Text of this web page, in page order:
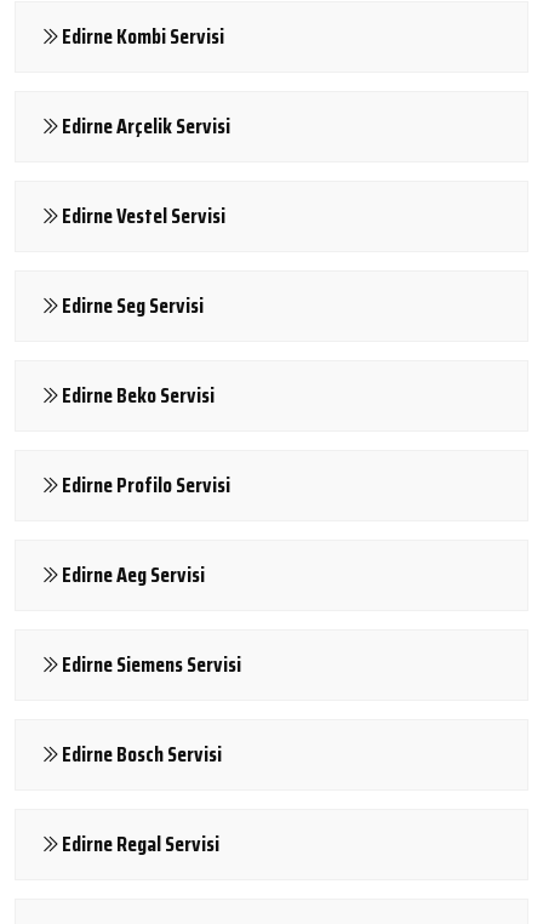
Edirne Kombi Servisi
Edirne Arçelik Servisi
Edirne Vestel Servisi
Edirne Seg Servisi
Edirne Beko Servisi
Edirne Profilo Servisi
Edirne Aeg Servisi
Edirne Siemens Servisi
Edirne Bosch Servisi
Edirne Regal Servisi